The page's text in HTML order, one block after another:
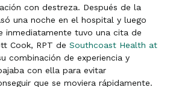
con destreza. Después de la
una noche en el hospital y luego
inmediatamente tuvo una cita de
Cook, RPT de Southcoast Health at
combinación de experiencia y
con ella para evitar
que se moviera rápidamente.